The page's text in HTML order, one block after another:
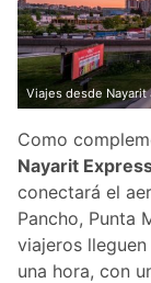
Viajes desde Nayarit
Como
Nayarit
conectará el
Pancho, Punta
viajeros
una hora, con